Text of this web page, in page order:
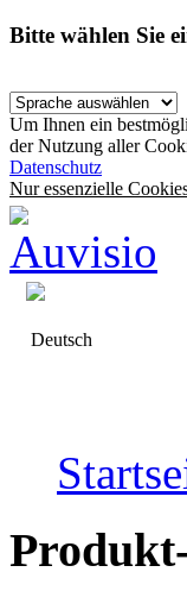
Bitte wählen Sie
Um Ihnen ein
der Nutzung aller
Datenschutz
Nur essenzielle
Deutsch